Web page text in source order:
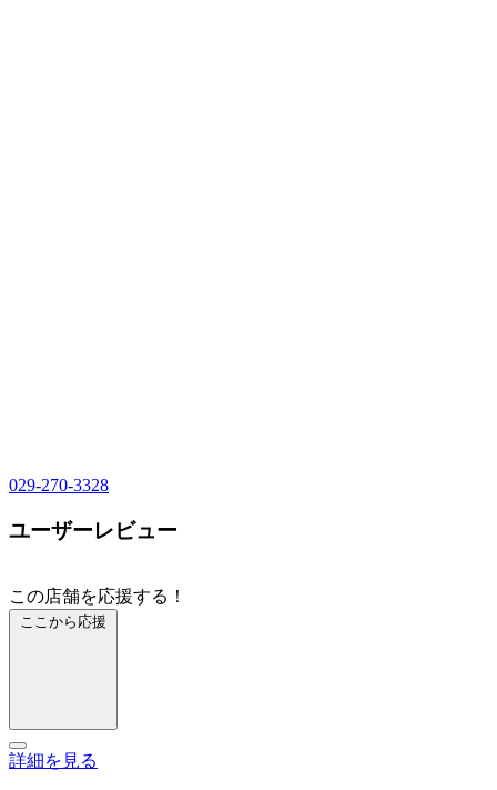
029-270-3328
ユーザーレビュー
この店舗を応援する！
ここから応援
詳細を見る